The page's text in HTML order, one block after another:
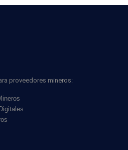
proveedores mineros: